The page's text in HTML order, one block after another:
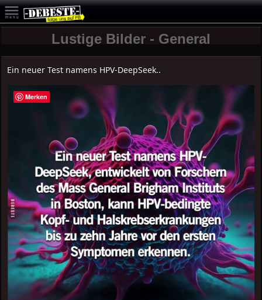
Lustige Bilder - General
Ein neuer Test namens HPV-DeepSeek..
Merken